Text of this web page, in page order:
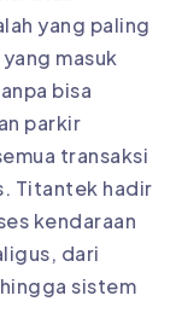
yang paling
masuk
bisa
parkir
transaksi
Titantek hadir
kendaraan
dari
sistem